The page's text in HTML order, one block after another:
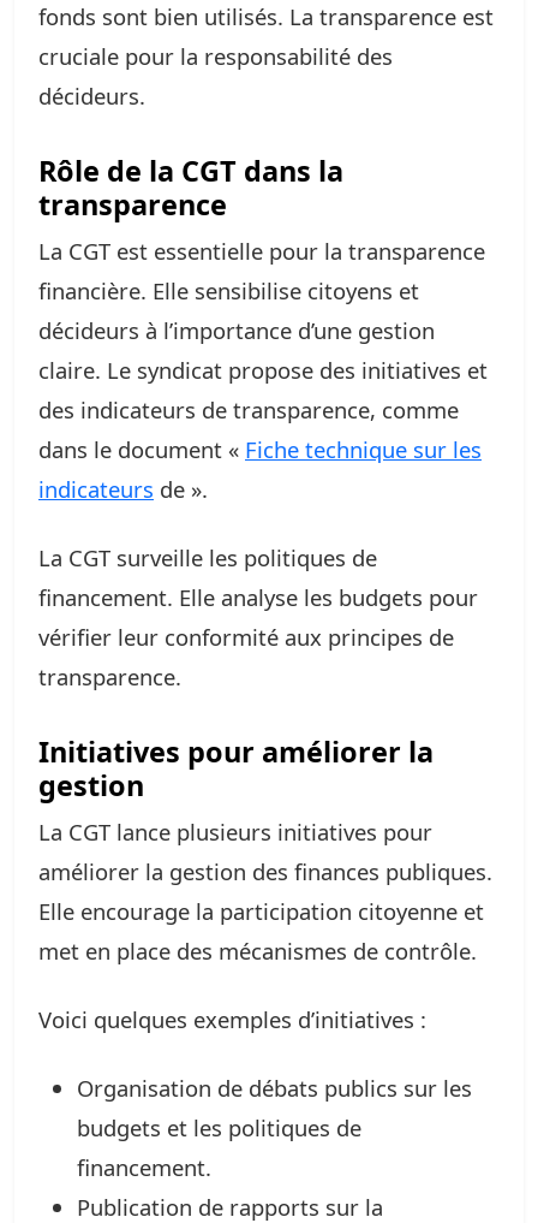
fonds sont bien utilisés. La transparence est
cruciale pour la responsabilité des
décideurs.
Rôle de la CGT dans la
transparence
La CGT est essentielle pour la transparence
financière. Elle sensibilise citoyens et
décideurs à l’importance d’une gestion
claire. Le syndicat propose des initiatives et
des indicateurs de transparence, comme
dans le document « Fiche technique sur les
indicateurs de ».
La CGT surveille les politiques de
financement. Elle analyse les budgets pour
vérifier leur conformité aux principes de
transparence.
Initiatives pour améliorer la
gestion
La CGT lance plusieurs initiatives pour
améliorer la gestion des finances publiques.
Elle encourage la participation citoyenne et
met en place des mécanismes de contrôle.
Voici quelques exemples d’initiatives :
Organisation de débats publics sur les
budgets et les politiques de
financement.
Publication de rapports sur la